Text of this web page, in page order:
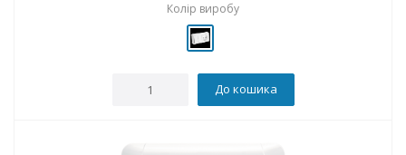
Колір виробу
До кошика